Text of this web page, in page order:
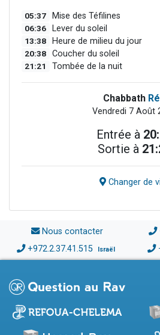
05:37 Mise des Téfilines
06:36 Lever du soleil
13:38 Heure de milieu du jour
20:38 Coucher du soleil
21:21 Tombée de la nuit
Chabbath
Vendredi 7 Août
Entrée à
Sortie à
Changer de
Nous contacter
+972.2.37.41.515 Israël